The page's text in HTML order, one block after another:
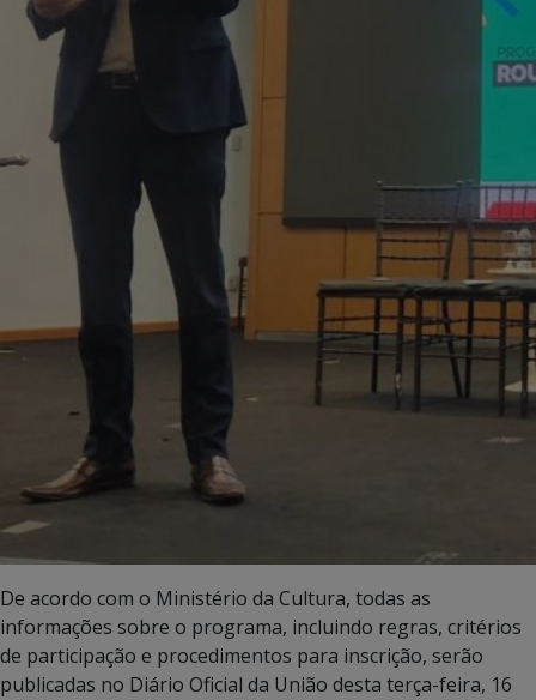
De acordo com o Ministério da Cultura, todas as
informações sobre o programa, incluindo regras, critérios
de participação e procedimentos para inscrição, serão
publicadas no Diário Oficial da União desta terça-feira, 16